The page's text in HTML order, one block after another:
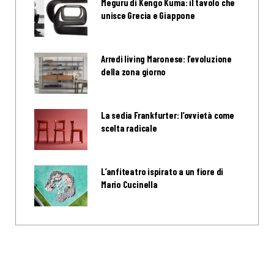
Meguru di Kengo Kuma: il tavolo che
unisce Grecia e Giappone
Arredi living Maronese: l’evoluzione
della zona giorno
La sedia Frankfurter: l’ovvietà come
scelta radicale
L’anfiteatro ispirato a un fiore di
Mario Cucinella